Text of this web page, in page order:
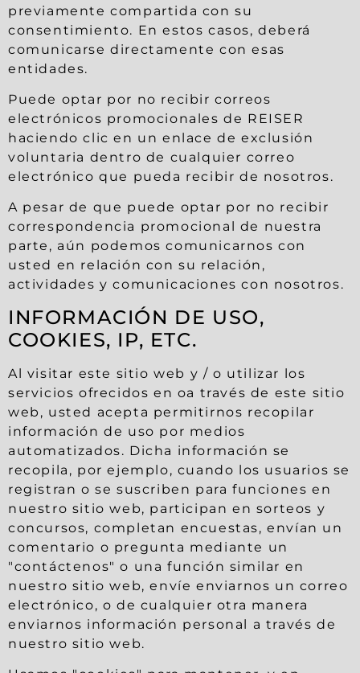
previamente compartida con su
consentimiento. En estos casos, deberá
comunicarse directamente con esas
entidades.
Puede optar por no recibir correos
electrónicos promocionales de REISER
haciendo clic en un enlace de exclusión
voluntaria dentro de cualquier correo
electrónico que pueda recibir de nosotros.
A pesar de que puede optar por no recibir
correspondencia promocional de nuestra
parte, aún podemos comunicarnos con
usted en relación con su relación,
actividades y comunicaciones con nosotros.
INFORMACIÓN DE USO,
COOKIES, IP, ETC.
Al visitar este sitio web y / o utilizar los
servicios ofrecidos en oa través de este sitio
web, usted acepta permitirnos recopilar
información de uso por medios
automatizados. Dicha información se
recopila, por ejemplo, cuando los usuarios se
registran o se suscriben para funciones en
nuestro sitio web, participan en sorteos y
concursos, completan encuestas, envían un
comentario o pregunta mediante un
"contáctenos" o una función similar en
nuestro sitio web, envíe enviarnos un correo
electrónico, o de cualquier otra manera
enviarnos información personal a través de
nuestro sitio web.